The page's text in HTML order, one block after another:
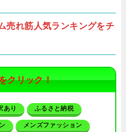
売れ筋人気ランキングをチ
クリック！
あり ふるさと納税
メンズファッション